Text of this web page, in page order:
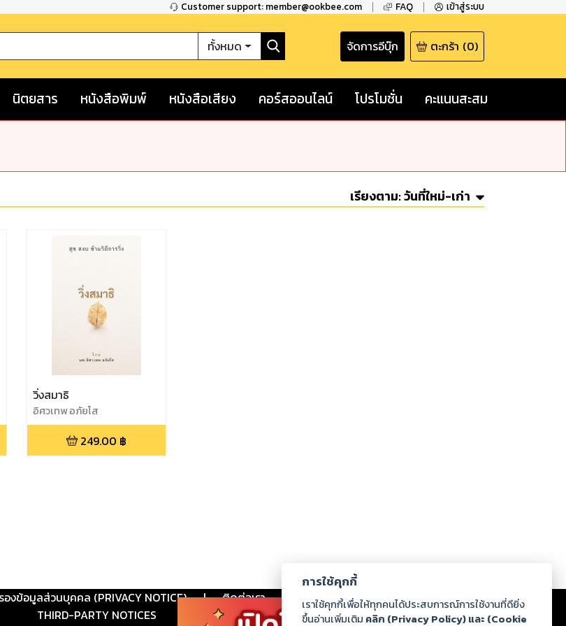
Customer support: member@ookbee.com FAQ เข้าสู่ระบบ
ทั้งหมด จัดการอีบุ๊ก ตะกร้า (0)
นิตยสาร หนังสือพิมพ์ หนังสือเสียง คอร์สออนไลน์ โปรโมชั่น คะแนนสะสม
เรียงตาม:วันที่ใหม่-เก่า
วิ่งสมาธิ
อิศวเทพ อภัยโส
249.00 ฿
องข้อมูลส่วนบุคคล (PRIVACY NOTICE) | ติดต่อเรา ร่วมงานกับเรา ดาวน์โหลด
THIRD-PARTY NOTICES
การใช้คุกกี้
เราใช้คุกกี้เพื่อให้ทุกคนได้ประสบการณ์การใช้งานที่ดียิ่ง
ขึ้นอ่านเพิ่มเติม คลิก (Privacy Policy) และ (Cookie